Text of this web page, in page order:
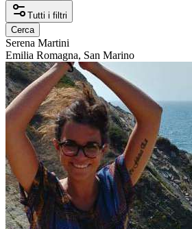
Tutti i filtri
Cerca
Serena Martini
Emilia Romagna, San Marino